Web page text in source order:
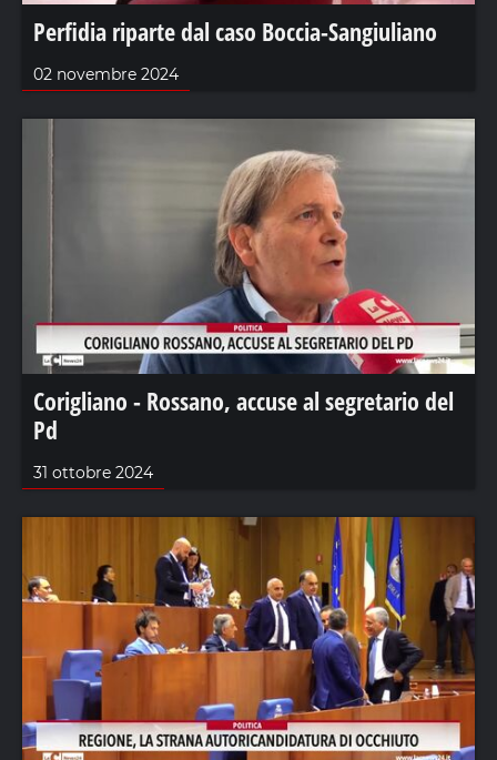
Perfidia riparte dal caso Boccia-Sangiuliano
02 novembre 2024
Corigliano - Rossano, accuse al segretario del
Pd
31 ottobre 2024